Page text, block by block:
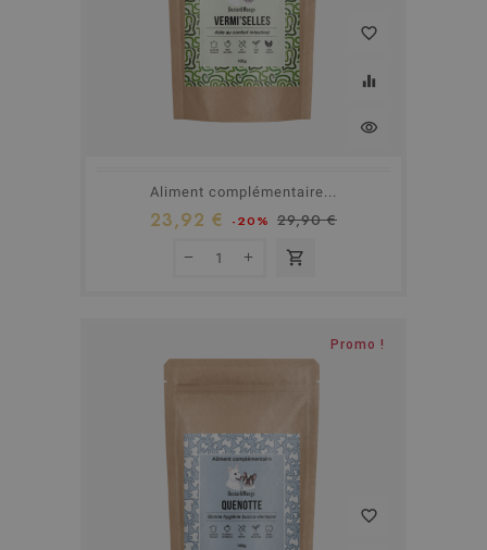
favorite_border
equalizer
visibility
Aliment complémentaire...
23,92 € -20% 29,90 €
shopping_cart
Promo !
favorite_border